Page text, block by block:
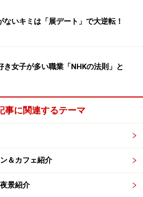
だ。
て、慌てて家に帰って浴衣を着てク
。
ものです。最新の内容をご確認くださ
ないキミは「展デート」で大逆転！
き女子が多い職業「NHKの法則」と
事に関連するテーマ
＆カフェ紹介
景紹介